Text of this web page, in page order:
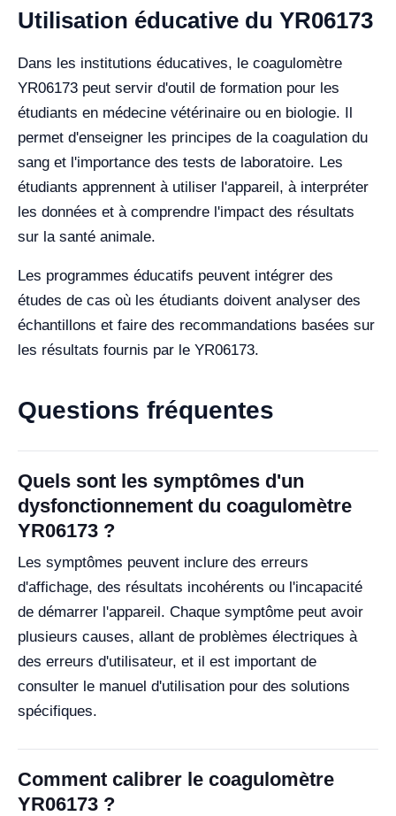
Utilisation éducative du YR06173
Dans les institutions éducatives, le coagulomètre
YR06173 peut servir d'outil de formation pour les
étudiants en médecine vétérinaire ou en biologie. Il
permet d'enseigner les principes de la coagulation du
sang et l'importance des tests de laboratoire. Les
étudiants apprennent à utiliser l'appareil, à interpréter
les données et à comprendre l'impact des résultats
sur la santé animale.
Les programmes éducatifs peuvent intégrer des
études de cas où les étudiants doivent analyser des
échantillons et faire des recommandations basées sur
les résultats fournis par le YR06173.
Questions fréquentes
Quels sont les symptômes d'un
dysfonctionnement du coagulomètre
YR06173 ?
Les symptômes peuvent inclure des erreurs
d'affichage, des résultats incohérents ou l'incapacité
de démarrer l'appareil. Chaque symptôme peut avoir
plusieurs causes, allant de problèmes électriques à
des erreurs d'utilisateur, et il est important de
consulter le manuel d'utilisation pour des solutions
spécifiques.
Comment calibrer le coagulomètre
YR06173 ?